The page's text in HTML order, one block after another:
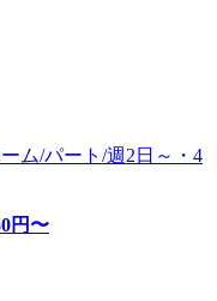
ム/パート/週2日～・4
円〜